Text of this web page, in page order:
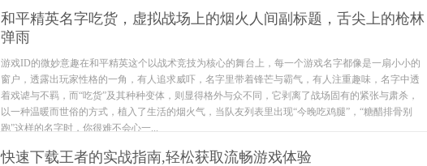
和平精英名字吃货，虚拟战场上的烟火人间副标题，舌尖上的枪林
弹雨
游戏ID的微妙意趣在和平精英这个以战术竞技为核心的舞台上，每一个游戏名字都像是一扇小小的
窗户，透露出玩家性格的一角，有人追求威吓，名字里带着锋芒与霸气，有人注重趣味，名字中透
着戏谑与不羁，而“吃货”及其种种变体，则显得格外与众不同，它剥离了战场固有的紧张与肃杀，
以一种温暖而世俗的方式，植入了生活的烟火气，当队友列表里出现“今晚吃鸡腿”，“糖醋排骨别
跑”这样的名字时，你很难不会心一...
快速下载王者的实战指南,轻松获取流畅游戏体验